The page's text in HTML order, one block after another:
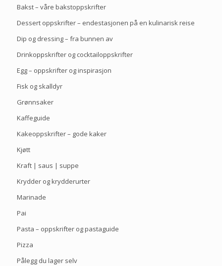
Bakst – våre bakstoppskrifter
Dessert oppskrifter – endestasjonen på en kulinarisk reise
Dip og dressing – fra bunnen av
Drinkoppskrifter og cocktailoppskrifter
Egg – oppskrifter og inspirasjon
Fisk og skalldyr
Grønnsaker
Kaffeguide
Kakeoppskrifter – gode kaker
Kjøtt
Kraft | saus | suppe
Krydder og krydderurter
Marinade
Pai
Pasta – oppskrifter og pastaguide
Pizza
Pålegg du lager selv